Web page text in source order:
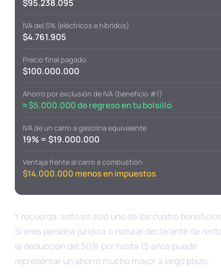
$95.238.095
IVA del 5% (eléctricos e híbridos)
$4.761.905
Precio final pagado
$100.000.000
Ahorro por exclusión de IVA (beneficio #1)
≈ $5.000.000 de regreso en tu bolsillo
IVA de un carro a gasolina equivalente
19% = $19.000.000
Ventaja frente al carro a combustión
$14.000.000 menos en impuestos
Y recuerda: esto es solo uno de los cuatro
Si eres persona jurídica o natural declarante de
la deducción del 50% por hasta 15 años puede
representar un ahorro mucho mayor a largo plazo.